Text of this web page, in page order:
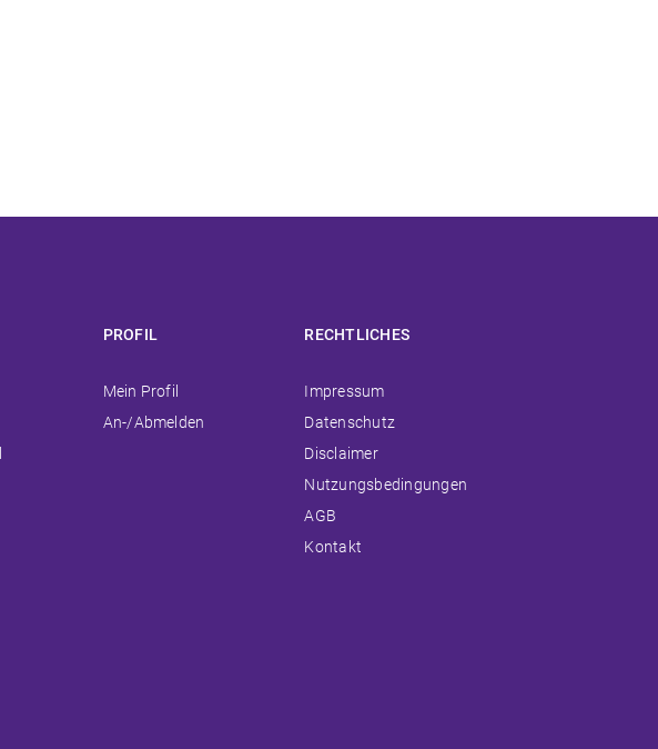
PROFIL
Navigation
überspringen
Mein Profil
An-/Abmelden
RECHTLICHES
Navigation
überspringen
Impressum
Datenschutz
Disclaimer
Nutzungsbedingungen
AGB
Kontakt